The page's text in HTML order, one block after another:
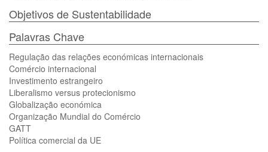
Objetivos de Sustentabilidade
Palavras Chave
Regulação das relações económicas internacionais
Comércio internacional
Investimento estrangeiro
Liberalismo versus protecionismo
Globalização económica
Organização Mundial do Comércio
GATT
Política comercial da UE